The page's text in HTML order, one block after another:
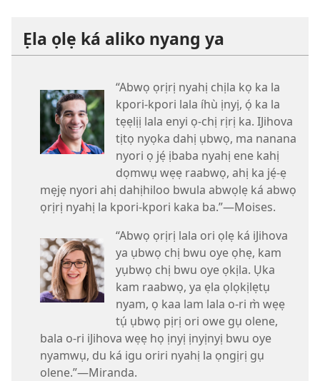
Ẹla ọlẹ ká aliko nyang ya
“Abwọ ọrịrị nyahị chịla kọ ka la
kpori-kpori lala íhù ịnyị, ọ́ ka la
tẹẹlịị lala enyi ọ-chị rịrị ka. IJihova
tịtọ nyọka dahị ụbwọ, ma nanana
nyori ọ jẹ́ ịbaba nyahị ene kahị
dọmwụ wẹẹ raabwọ, ahị ka jẹ́-ẹ
mẹjẹ nyori ahị dahịhiloo bwula abwọlẹ ká abwọ
ọrịrị nyahị la kpori-kpori kaka ba.”—Moises.
“Abwọ ọrịrị lala ori ọlẹ ká iJihova
ya ụbwọ chị bwu oye ọhẹ, kam
yụbwọ chị bwu oye ọkịla. Ụka
kam raabwọ, ya ẹla ọlọkịlẹtụ
nyam, ọ kaa lam lala o-ri m̀ wẹẹ
tụ́ ụbwọ pịrị ori owe gụ olene,
bala o-ri iJihova wẹẹ họ ịnyị ịnyịnyị bwu oye
nyamwụ, du ká igu oriri nyahị la ọngịrị gụ
olene.”—Miranda.